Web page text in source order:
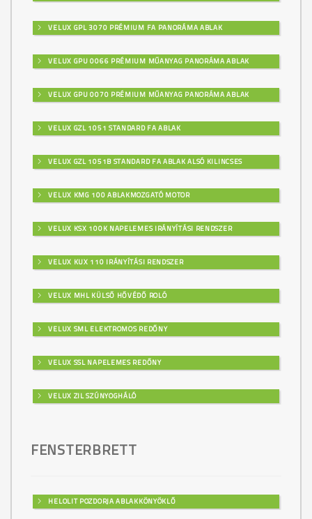
VELUX GPL 3070 PRÉMIUM FA PANORÁMA ABLAK
VELUX GPU 0066 PRÉMIUM MŰANYAG PANORÁMA ABLAK
VELUX GPU 0070 PRÉMIUM MŰANYAG PANORÁMA ABLAK
VELUX GZL 1051 STANDARD FA ABLAK
VELUX GZL 1051B STANDARD FA ABLAK ALSÓ KILINCSES
VELUX KMG 100 ABLAKMOZGATÓ MOTOR
VELUX KSX 100K NAPELEMES IRÁNYÍTÁSI RENDSZER
VELUX KUX 110 IRÁNYÍTÁSI RENDSZER
VELUX MHL KÜLSŐ HŐVÉDŐ ROLÓ
VELUX SML ELEKTROMOS REDŐNY
VELUX SSL NAPELEMES REDŐNY
VELUX ZIL SZÚNYOGHÁLÓ
FENSTERBRETT
HELOLIT POZDORJA ABLAKKÖNYÖKLŐ